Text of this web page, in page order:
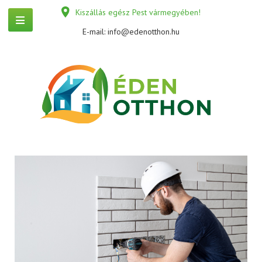
Kiszállás egész Pest vármegyében!
E-mail: info@edenotthon.hu